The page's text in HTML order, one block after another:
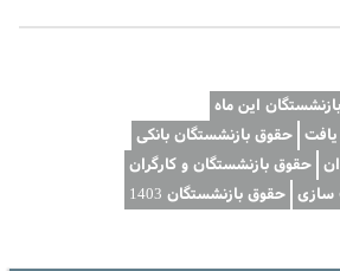
این ماه
حقوق بازنشستگان بانکی
حقوق بازنشستگان و کارگران
سازی حقوق بازنشستگان 1403